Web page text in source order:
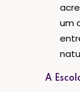
um
A